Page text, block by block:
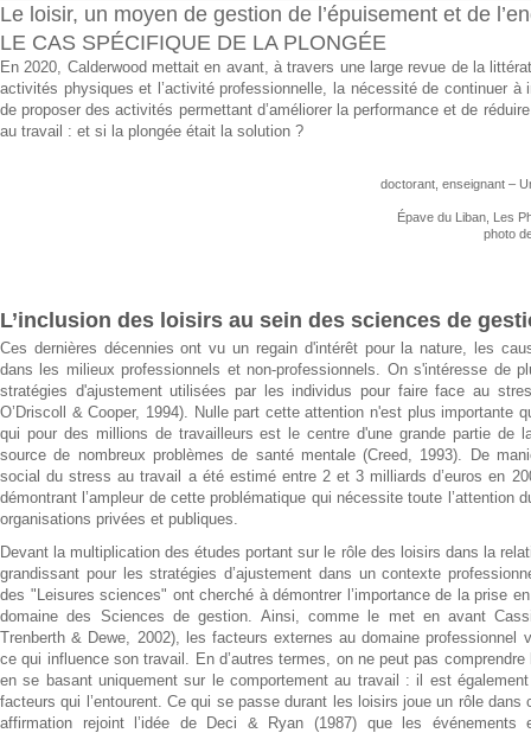
Le loisir, un moyen de gestion de l’épuisement et de
LE CAS SPÉCIFIQUE DE LA PLONGÉE
En 2020, Calderwood mettait en avant, à travers une large revue de la
activités physiques et l’activité professionnelle, la nécessité de continuer à
de proposer des activités permettant d’améliorer la performance et de
au travail : et si la plongée était la solution ?
doctorant, enseignant –
Épave du Liban, Les
photo
L’inclusion des loisirs au sein des sciences de
Ces dernières décennies ont vu un regain d'intérêt pour la nature, les
dans les milieux professionnels et non-professionnels. On s'intéresse de
stratégies d'ajustement utilisées par les individus pour faire face au
O’Driscoll & Cooper, 1994). Nulle part cette attention n'est plus importante
qui pour des millions de travailleurs est le centre d'une grande partie de
source de nombreux problèmes de santé mentale (Creed, 1993). De
social du stress au travail a été estimé entre 2 et 3 milliards d’euros en
démontrant l’ampleur de cette problématique qui nécessite toute l’attention
organisations privées et publiques.
Devant la multiplication des études portant sur le rôle des loisirs dans la
grandissant pour les stratégies d’ajustement dans un contexte
des "Leisures sciences" ont cherché à démontrer l’importance de la prise
domaine des Sciences de gestion. Ainsi, comme le met en avant
Trenberth & Dewe, 2002), les facteurs externes au domaine professionnel
ce qui influence son travail. En d’autres termes, on ne peut pas
en se basant uniquement sur le comportement au travail : il est également
facteurs qui l’entourent. Ce qui se passe durant les loisirs joue un rôle dans
affirmation rejoint l’idée de Deci & Ryan (1987) que les événements